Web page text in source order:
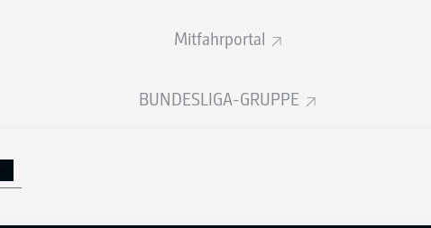
Mitfahrportal
BUNDESLIGA-GRUPPE
zu M'gladbach gegen Hoffenheim!